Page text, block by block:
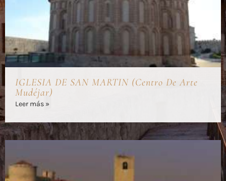
IGLESIA DE SAN MARTIN (Centro De Arte
Mudéjar)
Leer más »